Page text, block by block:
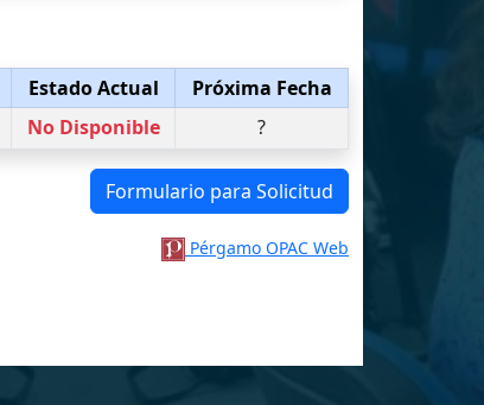
Estado Actual
Próxima Fecha
No Disponible ?
Formulario para Solicitud
Pérgamo OPAC Web